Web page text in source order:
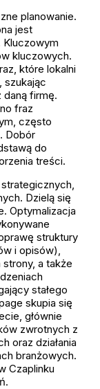
planowanie.
jest
Kluczowym
kluczowych.
które lokalni
szukając
daną firmę.
fraz
często
Dobór
do
treści.
Dzielą się
Optymalizacja
struktury
i opisów),
strony, a także
stałego
skupia się
głównie
zwrotnych z
oraz działania
branżowych.
Czaplinku